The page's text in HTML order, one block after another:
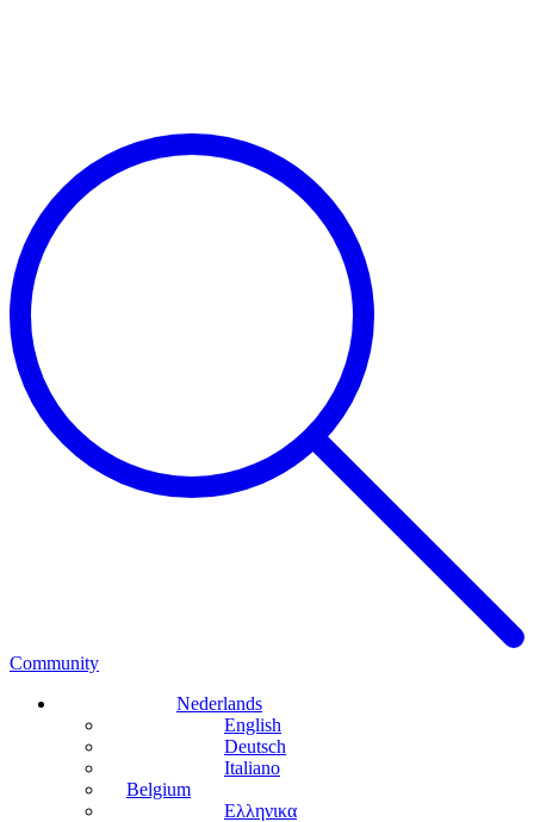
Community
Nederlands
English
Deutsch
Italiano
Belgium
Ελληνικα